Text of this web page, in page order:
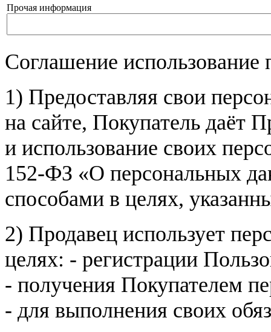
Прочая информация
Соглашение
1) Предоставляя свои
на сайте, Покупатель даёт
и использование своих
152-ФЗ «О персональных
способами в целях,
2) Продавец использует
целях: - регистрации
- получения Покупателем
- для выполнения своих